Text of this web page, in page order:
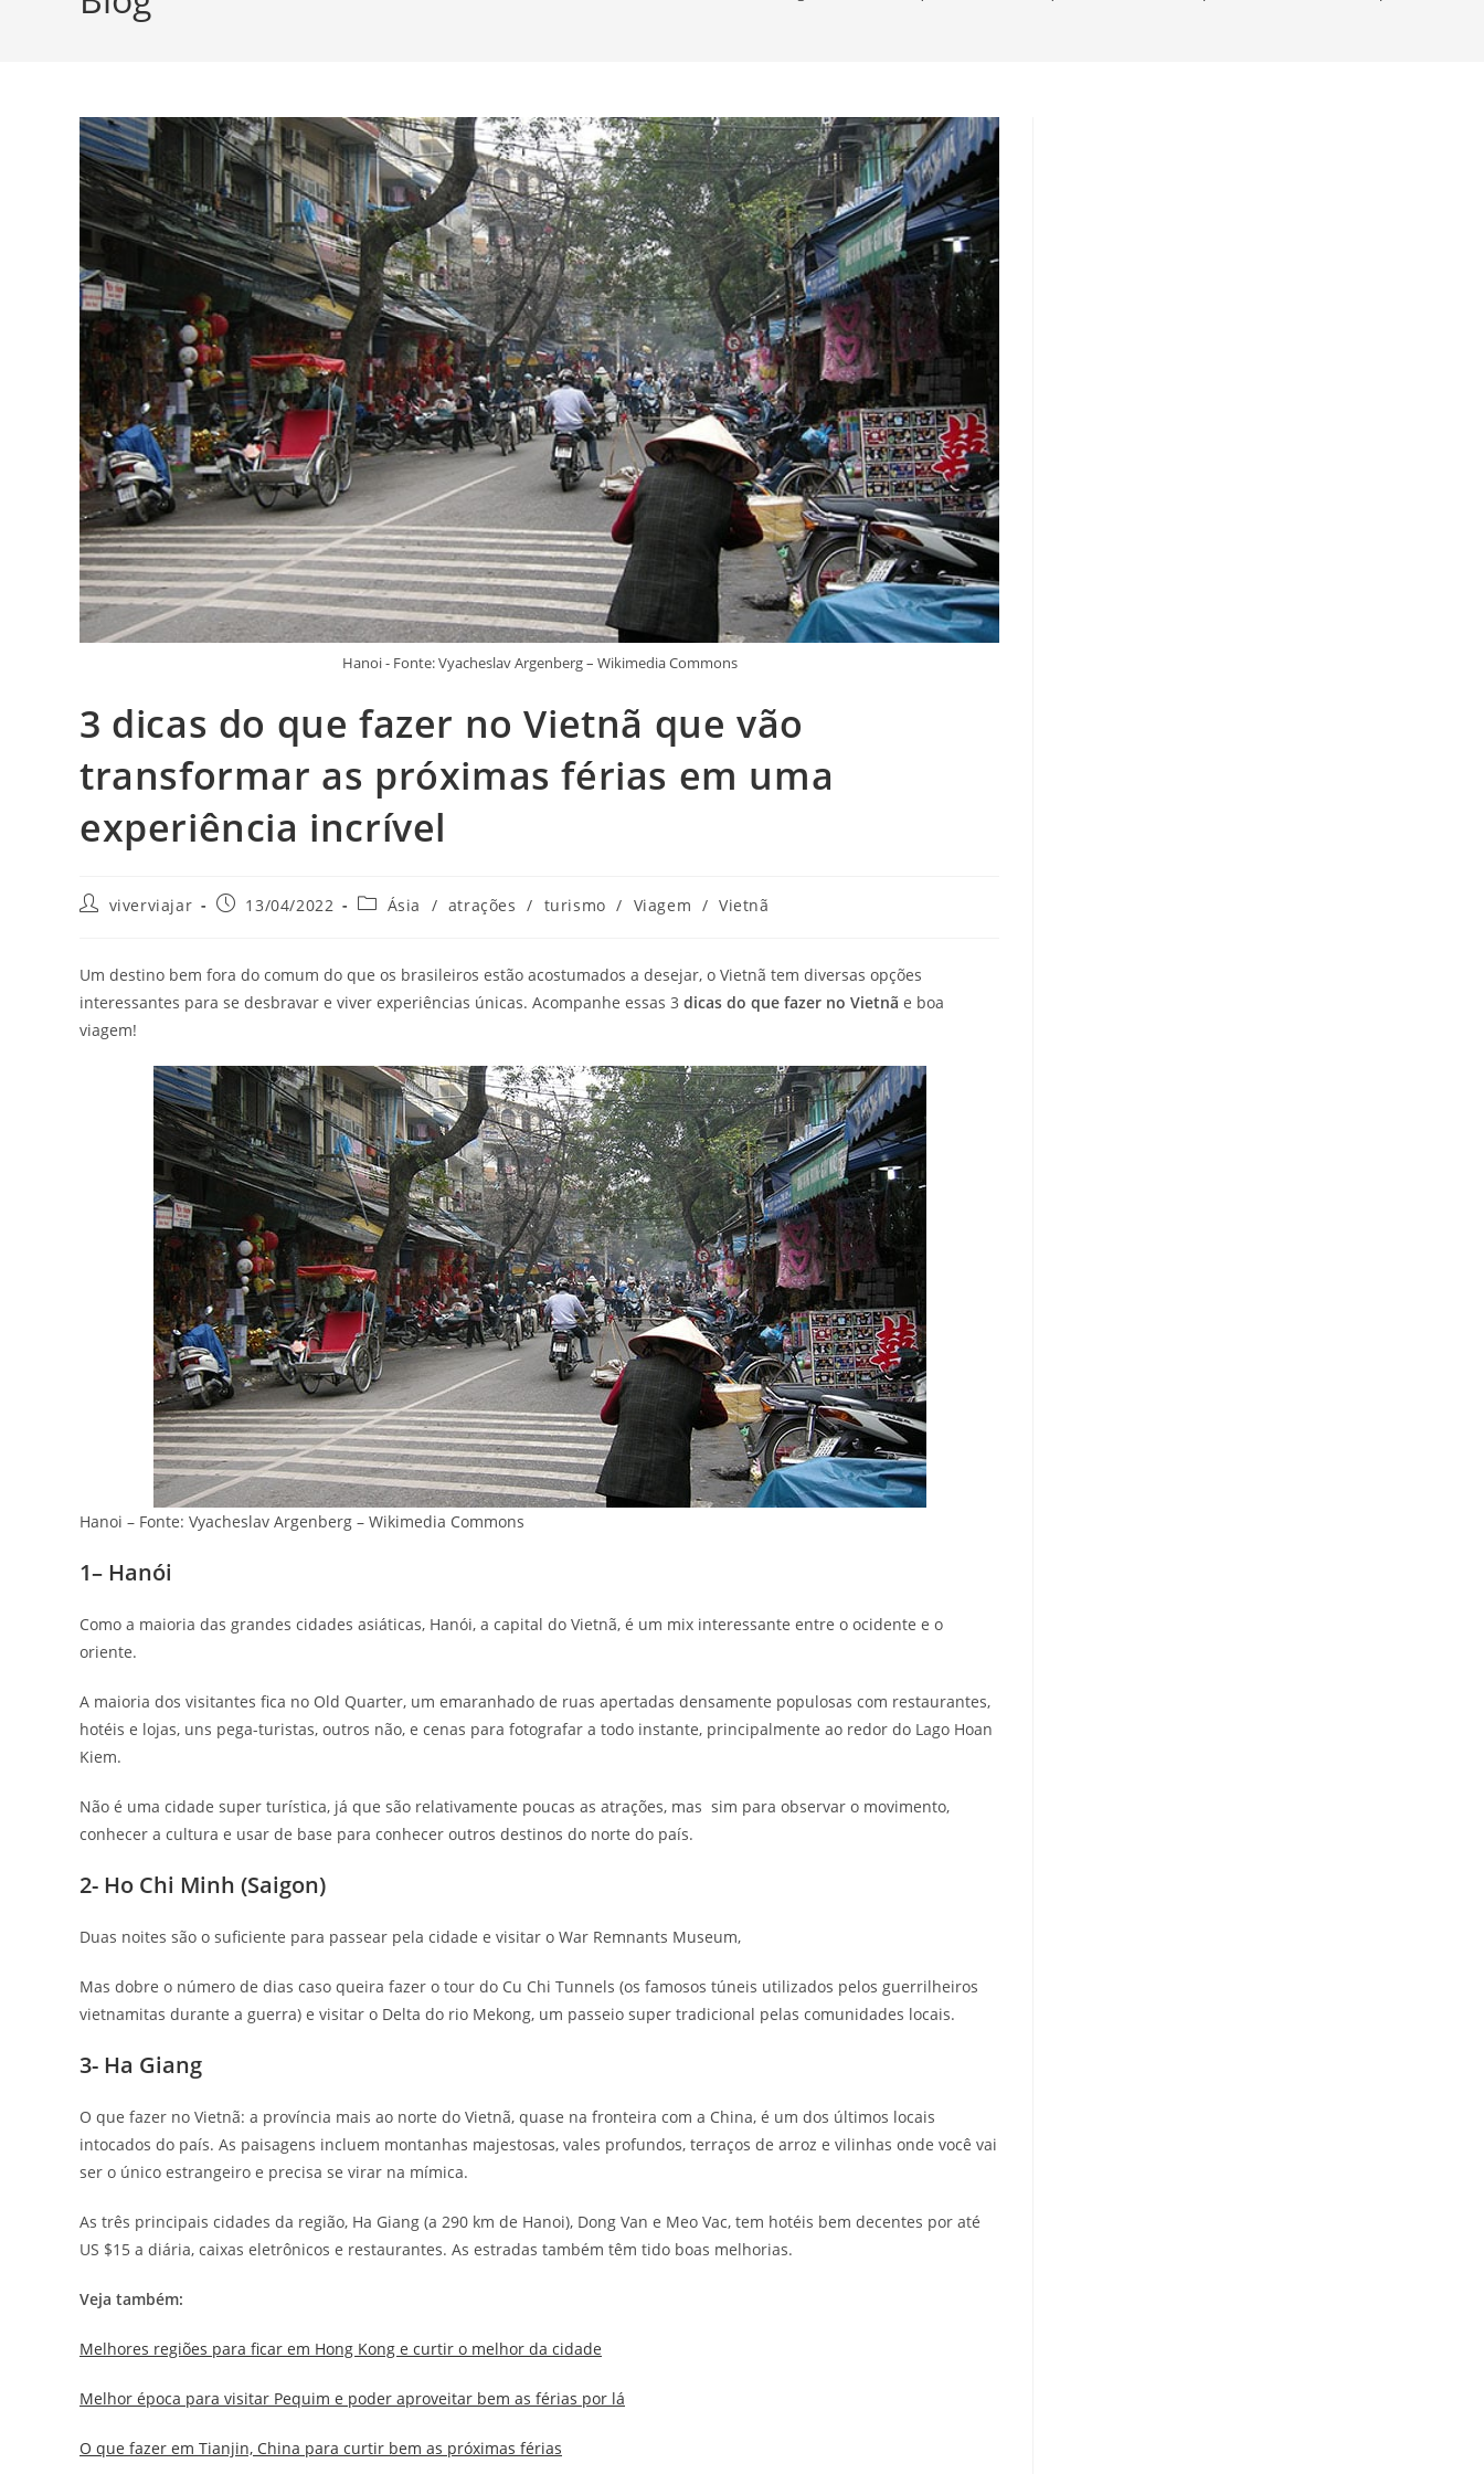
Hanoi - Fonte: Vyacheslav Argenberg – Wikimedia Commons
3 dicas do que fazer no Vietnã que vão
transformar as próximas férias em uma
experiência incrível
Autorviverviajar
Post13/04/2022
Categoria
Ásia / atrações / turismo / Viagem / Vietnã
Um destino bem fora do comum do que os brasileiros estão acostumados a desejar, o Vietnã tem diversas opções
interessantes para se desbravar e viver experiências únicas. Acompanhe essas 3 dicas do que fazer no Vietnã e boa
viagem!
Hanoi – Fonte: Vyacheslav Argenberg – Wikimedia Commons
1– Hanói
Como a maioria das grandes cidades asiáticas, Hanói, a capital do Vietnã, é um mix interessante entre o ocidente e o
oriente.
A maioria dos visitantes fica no Old Quarter, um emaranhado de ruas apertadas densamente populosas com restaurantes,
hotéis e lojas, uns pega-turistas, outros não, e cenas para fotografar a todo instante, principalmente ao redor do Lago Hoan
Kiem.
Não é uma cidade super turística, já que são relativamente poucas as atrações, mas sim para observar o movimento,
conhecer a cultura e usar de base para conhecer outros destinos do norte do país.
2- Ho Chi Minh (Saigon)
Duas noites são o suficiente para passear pela cidade e visitar o War Remnants Museum,
Mas dobre o número de dias caso queira fazer o tour do Cu Chi Tunnels (os famosos túneis utilizados pelos guerrilheiros
vietnamitas durante a guerra) e visitar o Delta do rio Mekong, um passeio super tradicional pelas comunidades locais.
3- Ha Giang
O que fazer no Vietnã: a província mais ao norte do Vietnã, quase na fronteira com a China, é um dos últimos locais
intocados do país. As paisagens incluem montanhas majestosas, vales profundos, terraços de arroz e vilinhas onde você vai
ser o único estrangeiro e precisa se virar na mímica.
As três principais cidades da região, Ha Giang (a 290 km de Hanoi), Dong Van e Meo Vac, tem hotéis bem decentes por até
US $15 a diária, caixas eletrônicos e restaurantes. As estradas também têm tido boas melhorias.
Veja também:
Melhores regiões para ficar em Hong Kong e curtir o melhor da cidade
Melhor época para visitar Pequim e poder aproveitar bem as férias por lá
O que fazer em Tianjin, China para curtir bem as próximas férias